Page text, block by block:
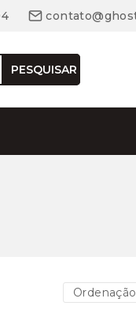
PESQUISAR